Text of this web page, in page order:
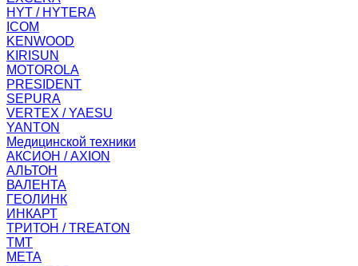
HYT / HYTERA
ICOM
KENWOOD
KIRISUN
MOTOROLA
PRESIDENT
SEPURA
VERTEX / YAESU
YANTON
Медицинской техники
АКСИОН / AXION
АЛЬТОН
ВАЛЕНТА
ГЕОЛИНК
ИНКАРТ
ТРИТОН / TREATON
ТМТ
МЕТА